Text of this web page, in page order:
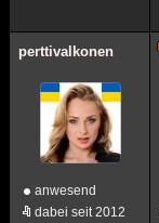
perttivalkonen
anwesend
dabei seit 2012